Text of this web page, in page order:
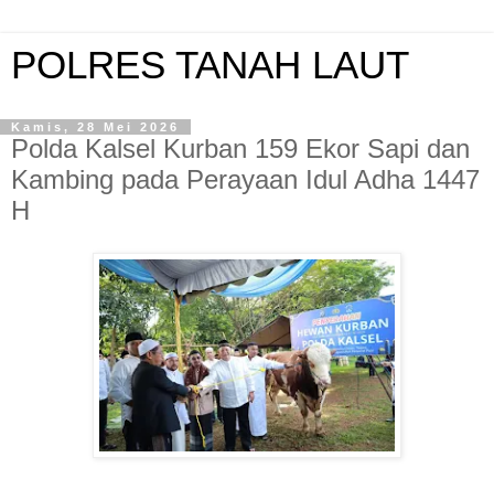
POLRES TANAH LAUT
Kamis, 28 Mei 2026
Polda Kalsel Kurban 159 Ekor Sapi dan
Kambing pada Perayaan Idul Adha 1447
H